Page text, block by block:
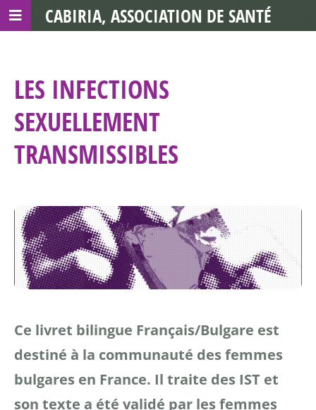
LES INFECTIONS
SEXUELLEMENT
TRANSMISSIBLES
Ce livret bilingue Français/Bulgare est
destiné à la communauté des femmes
bulgares en France. Il traite des IST et
son texte a été validé par les femmes
CABIRIA, ASSOCIATION DE SANTÉ